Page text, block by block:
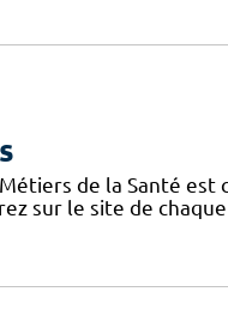
de la Santé
sur le site de